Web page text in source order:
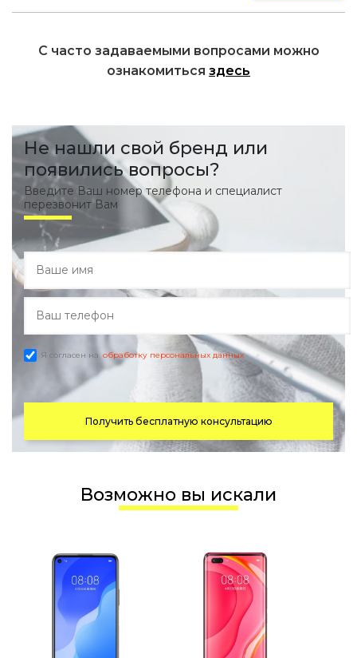
С часто задаваемыми вопросами можно
ознакомиться здесь
Не нашли свой бренд или
появились вопросы?
Введите Ваш номер телефона и специалист
перезвонит Вам
Я согласен на обработку персональных данных
Получить бесплатную консультацию
Возможно вы искали